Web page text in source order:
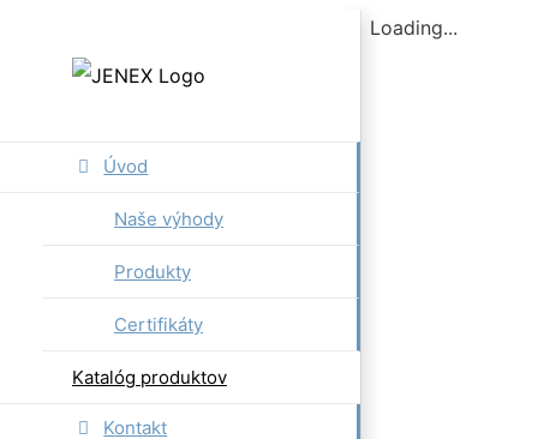
Úvod
Naše výhody
Produkty
Certifikáty
Katalóg produktov
Kontakt
Loading...